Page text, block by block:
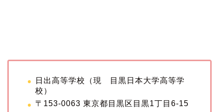
日出高等学校（現 目黒日本大学高等学
校）
〒153-0063 東京都目黒区目黒1丁目6-15